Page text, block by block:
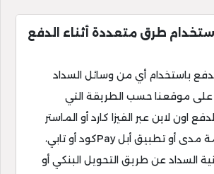
طرق متعددة أثناء الدفع
باستخدام أي من وسائل السداد
على موقعنا حسب الطريقة التي
اون لاين عبر الفيزا كارد أو الماستر
كاردكود أو خدمة مدى أو تطبيق أبل Payكود أو تابي،
السداد عن طريق التحويل البنكي أو